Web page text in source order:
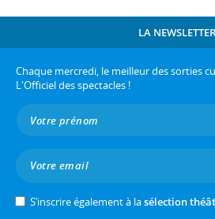
LA NEWSLETTER
Chaque mercredi, le meilleur des sorties
L'Officiel des spectacles !
S’inscrire également à lasélection